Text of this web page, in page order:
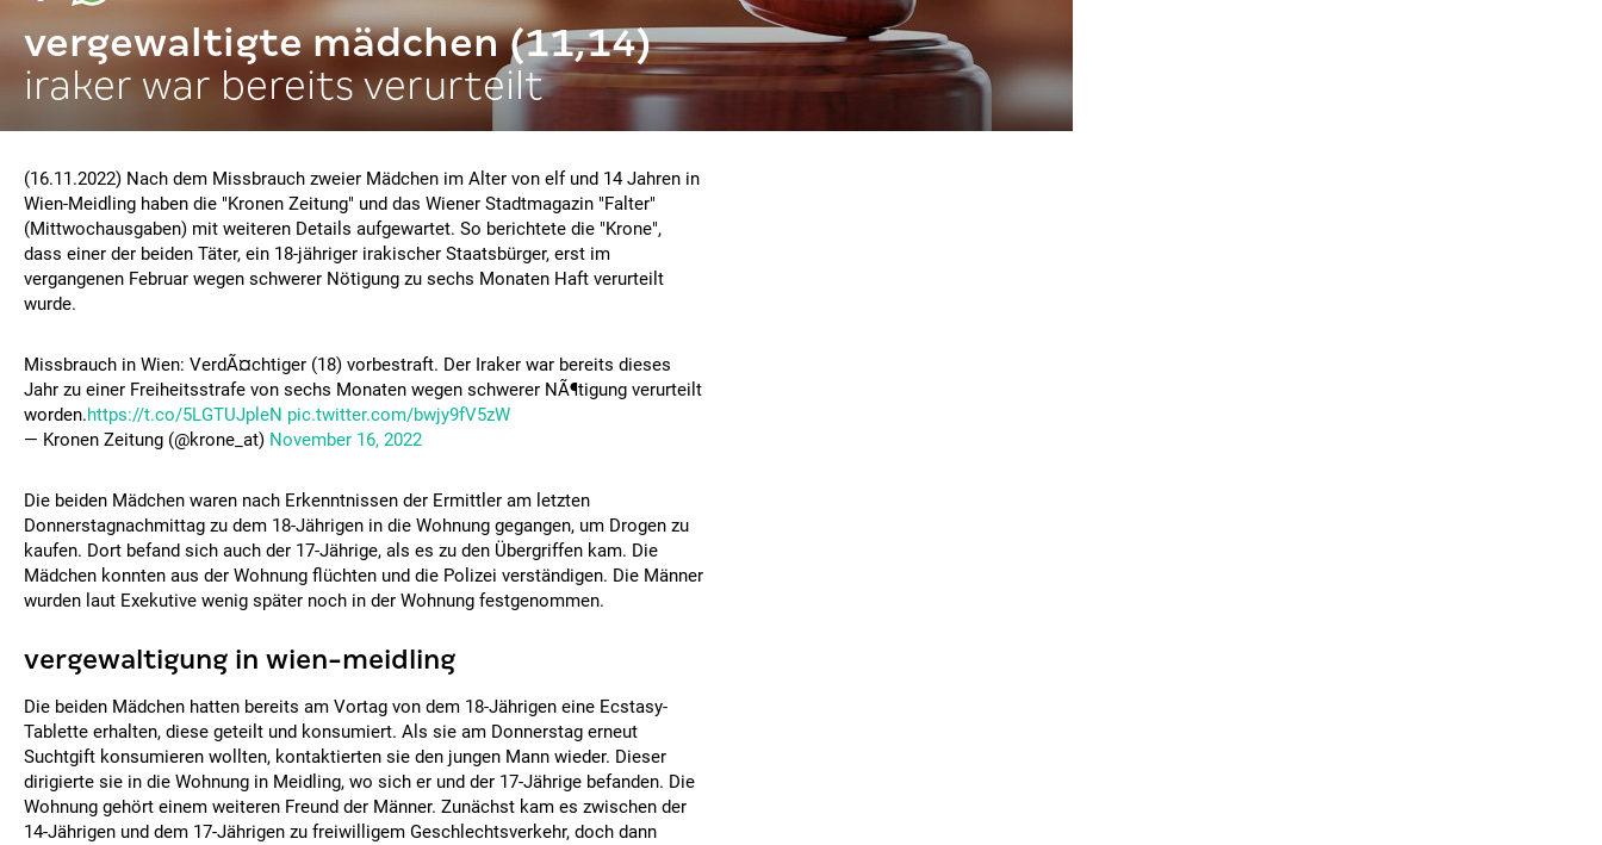
vergewaltigte mädchen (11,14)
iraker war bereits verurteilt
(16.11.2022) Nach dem Missbrauch zweier Mädchen im Alter von elf und 14 Jahren in
Wien-Meidling haben die "Kronen Zeitung" und das Wiener Stadtmagazin "Falter"
(Mittwochausgaben) mit weiteren Details aufgewartet. So berichtete die "Krone",
dass einer der beiden Täter, ein 18-jähriger irakischer Staatsbürger, erst im
vergangenen Februar wegen schwerer Nötigung zu sechs Monaten Haft verurteilt
wurde.
Missbrauch in Wien: VerdÃ¤chtiger (18) vorbestraft. Der Iraker war bereits dieses
Jahr zu einer Freiheitsstrafe von sechs Monaten wegen schwerer NÃ¶tigung verurteilt
worden.https://t.co/5LGTUJpleN pic.twitter.com/bwjy9fV5zW
— Kronen Zeitung (@krone_at) November 16, 2022
Die beiden Mädchen waren nach Erkenntnissen der Ermittler am letzten
Donnerstagnachmittag zu dem 18-Jährigen in die Wohnung gegangen, um Drogen zu
kaufen. Dort befand sich auch der 17-Jährige, als es zu den Übergriffen kam. Die
Mädchen konnten aus der Wohnung flüchten und die Polizei verständigen. Die Männer
wurden laut Exekutive wenig später noch in der Wohnung festgenommen.
vergewaltigung in wien-meidling
Die beiden Mädchen hatten bereits am Vortag von dem 18-Jährigen eine Ecstasy-
Tablette erhalten, diese geteilt und konsumiert. Als sie am Donnerstag erneut
Suchtgift konsumieren wollten, kontaktierten sie den jungen Mann wieder. Dieser
dirigierte sie in die Wohnung in Meidling, wo sich er und der 17-Jährige befanden. Die
Wohnung gehört einem weiteren Freund der Männer. Zunächst kam es zwischen der
14-Jährigen und dem 17-Jährigen zu freiwilligem Geschlechtsverkehr, doch dann